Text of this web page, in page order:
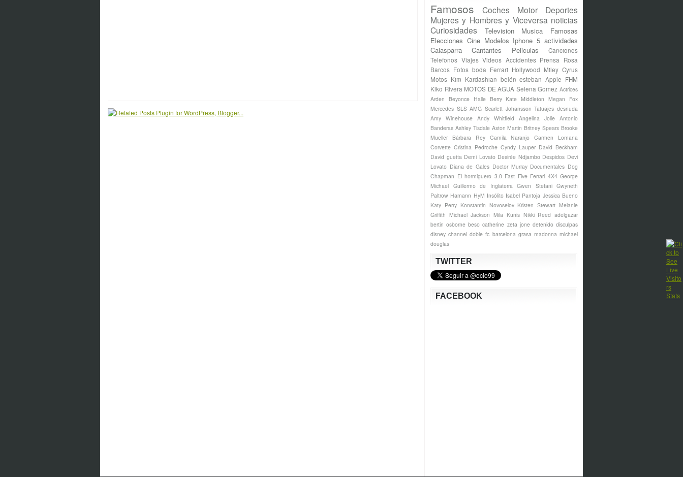
Famosos Coches Motor
Deportes
Mujeres y Hombres y Viceversa noticias
Curiosidades
Television Musica
Famosas
Elecciones Cine Modelos Iphone 5 actividades
Calasparra
Cantantes Peliculas
Canciones
Telefonos Viajes Videos Accidentes Prensa Rosa
Barcos Fotos boda Ferrari Hollywood Miley Cyrus
Motos Kim Kardashian belén esteban Apple FHM
Kiko Rivera MOTOS DE AGUA Selena Gomez Actrices
Arden
Beyonce Halle Berry Kate Middleton
Megan Fox
Mercedes SLS AMG Scarlett Johansson Tatuajes desnuda
Amy Winehouse Andy Whitfield Angelina Jolie Antonio
Banderas Ashley Tisdale Aston Martin Britney Spears Brooke
Mueller
Bárbara Rey Camila Naranjo
Carmen Lomana
Corvette Cristina Pedroche Cyndy Lauper David Beckham
David guetta Demi Lovato Desirée Ndjambo Despidos Devi
Lovato Diana de Gales Doctor Murray Documentales Dog
Chapman El hormiguero 3.0 Fast Five Ferrari 4X4 George
Michael Guillermo de Inglaterra Gwen Stefani Gwyneth
Paltrow Hamann HyM Insólito Isabel Pantoja Jessica Bueno
Katy Perry Konstantin Novoselov Kristen Stewart Melanie
Griffith Michael Jackson Mila Kunis Nikki Reed adelgazar
bertin osborne beso catherine zeta jone detenido disculpas
disney channel doble fc barcelona grasa madonna michael
douglas
TWITTER
FACEBOOK